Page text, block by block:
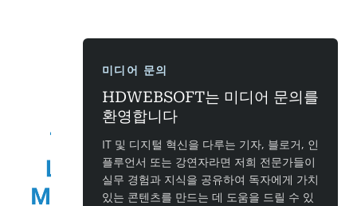
미디어 문의
HDWEBSOFT는 미디어 문의를
환영합니다
IT 및 디지털 혁신을 다루는 기자, 블로거, 인
플루언서 또는 강연자라면 저희 전문가들이
실무 경험과 지식을 공유하여 독자에게 가치
있는 콘텐츠를 만드는 데 도움을 드릴 수 있